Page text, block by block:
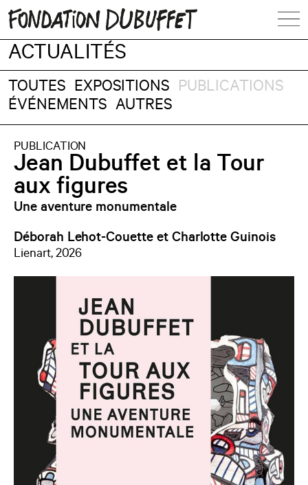
ACTUALITÉS
TOUTES EXPOSITIONS PUBLICATIONS
ÉVÉNEMENTS AUTRES
PUBLICATION
Jean Dubuffet et la Tour
aux figures
Une aventure monumentale
Déborah Lehot-Couette et Charlotte Guinois
Lienart, 2026